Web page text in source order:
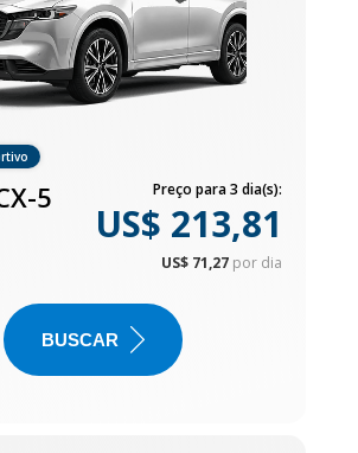
5 Preço para 3 dia(s):
US$ 213,81
US$ 71,27 por dia
BUSCAR